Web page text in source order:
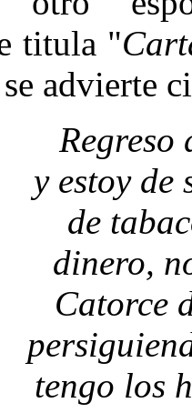
titula "
advierte
Regreso
y estoy
de
dinero,
Catorce
tengo los